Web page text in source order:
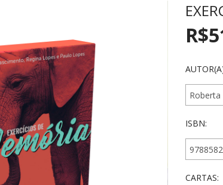
ISBN:
CARTAS: